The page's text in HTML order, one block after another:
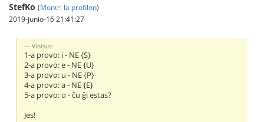
StefKo (Montri la profilon)
2019-junio-16 21:41:27
Vinisus:
1-a provo: i - NE {S}
2-a provo: e - NE {U}
3-a provo: u - NE {P}
4-a provo: a - NE {E}
5-a provo: o - ĉu ĝi estas?
Jes!